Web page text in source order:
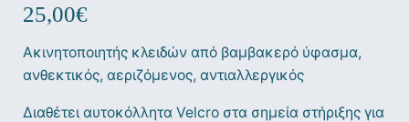
25,00€
Ακινητοποιητής κλειδών από βαμβακερό ύφασμα,
ανθεκτικός, αεριζόμενος, αντιαλλεργικός
Διαθέτει αυτοκόλλητα Velcro στα σημεία στήριξης για